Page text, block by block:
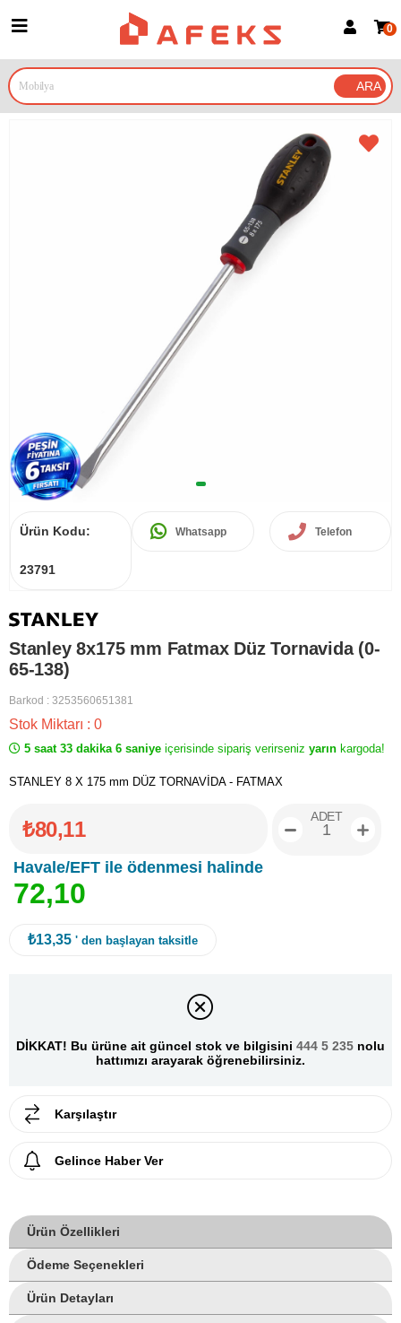
Google İle Bağlan
0
Ürün Kodu:
23791
Whatsapp Telefon
Stanley 8x175 mm Fatmax Düz Tornavida (0-
65-138)
Barkod : 3253560651381
Stok Miktarı : 0
5 saat 33 dakika 6 saniye içerisinde sipariş verirseniz yarın kargoda!
STANLEY 8 X 175 mm DÜZ TORNAVİDA - FATMAX
₺80,11
Havale/EFT ile ödenmesi halinde
72,10
ADET
₺13,35 ' den başlayan taksitle
DİKKAT! Bu ürüne ait güncel stok ve bilgisini 444 5 235 nolu
hattımızı arayarak öğrenebilirsiniz.
Karşılaştır
Gelince Haber Ver
Ürün Özellikleri
Ödeme Seçenekleri
Ürün Detayları